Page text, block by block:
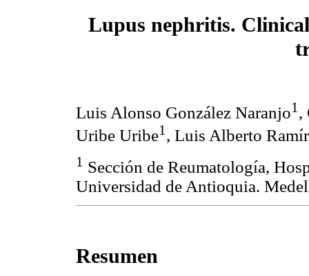
Lupus nephritis.
Luis Alonso González Naranjo1 ,
Uribe Uribe1 , Luis Alberto
1 Sección de Reumatología,
Universidad de Antioquia.
Resumen